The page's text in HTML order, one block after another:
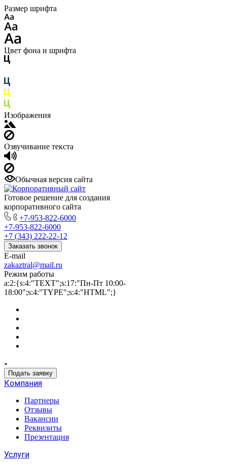
Размер шрифта
Цвет фона и шрифта
Изображения
Озвучивание текста
Обычная версия сайта
Готовое решение для создания
корпоративного сайта
+7-953-822-6000
+7-953-822-6000
+7 (343) 222-22-12
Заказать звонок
E-mail
zakaztral@mail.ru
Режим работы
a:2:{s:4:"TEXT";s:17:"Пн-Пт 10:00-
18:00";s:4:"TYPE";s:4:"HTML";}
Подать заявку
Компания
Партнеры
Отзывы
Вакансии
Реквизиты
Презентация
Услуги